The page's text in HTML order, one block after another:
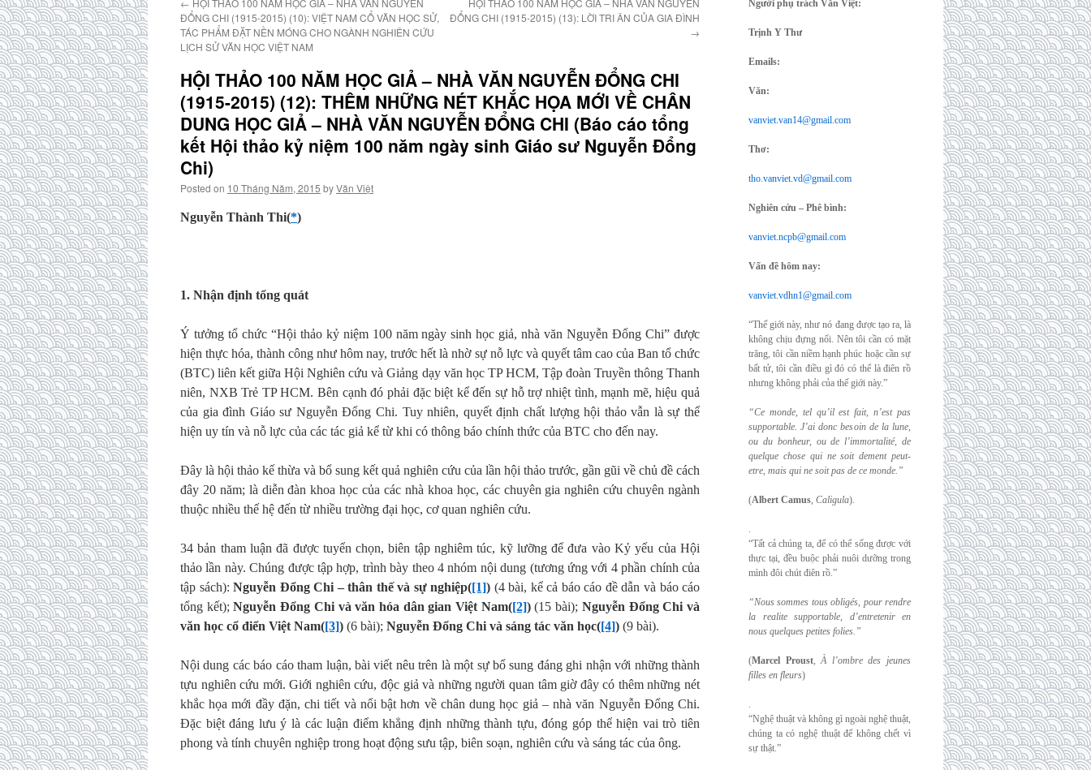
← HỘI THẢO 100 NĂM HỌC GIẢ – NHÀ VĂN NGUYỄN
ĐỔNG CHI (1915-2015) (10): VIỆT NAM CỔ VĂN HỌC SỬ,
TÁC PHẨM ĐẶT NỀN MÓNG CHO NGÀNH NGHIÊN CỨU
LỊCH SỬ VĂN HỌC VIỆT NAM
HỘI THẢO 100 NĂM HỌC GIẢ – NHÀ VĂN NGUYỄN
ĐỔNG CHI (1915-2015) (13): LỜI TRI ÂN CỦA GIA ĐÌNH
→
HỘI THẢO 100 NĂM HỌC GIẢ – NHÀ VĂN NGUYỄN ĐỔNG CHI
(1915-2015) (12): THÊM NHỮNG NÉT KHẮC HỌA MỚI VỀ CHÂN
DUNG HỌC GIẢ – NHÀ VĂN NGUYỄN ĐỔNG CHI (Báo cáo tổng
kết Hội thảo kỷ niệm 100 năm ngày sinh Giáo sư Nguyễn Đổng
Chi)
Posted on 10 Tháng Năm, 2015 byVăn Việt
Nguyễn Thành Thi(*)
1. Nhận định tổng quát
Ý tưởng tổ chức “Hội thảo kỷ niệm 100 năm ngày sinh học giả, nhà văn Nguyễn Đổng Chi” được
hiện thực hóa, thành công như hôm nay, trước hết là nhờ sự nỗ lực và quyết tâm cao của Ban tổ chức
(BTC) liên kết giữa Hội Nghiên cứu và Giảng dạy văn học TP HCM, Tập đoàn Truyền thông Thanh
niên, NXB Trẻ TP HCM. Bên cạnh đó phải đặc biệt kể đến sự hỗ trợ nhiệt tình, mạnh mẽ, hiệu quả
của gia đình Giáo sư Nguyễn Đổng Chi. Tuy nhiên, quyết định chất lượng hội thảo vẫn là sự thể
hiện uy tín và nỗ lực của các tác giả kể từ khi có thông báo chính thức của BTC cho đến nay.
Đây là hội thảo kế thừa và bổ sung kết quả nghiên cứu của lần hội thảo trước, gần gũi về chủ đề cách
đây 20 năm; là diễn đàn khoa học của các nhà khoa học, các chuyên gia nghiên cứu chuyên ngành
thuộc nhiều thế hệ đến từ nhiều trường đại học, cơ quan nghiên cứu.
34 bản tham luận đã được tuyển chọn, biên tập nghiêm túc, kỹ lưỡng để đưa vào Kỷ yếu của Hội
thảo lần này. Chúng được tập hợp, trình bày theo 4 nhóm nội dung (tương ứng với 4 phần chính của
tập sách):Nguyễn Đổng Chi – thân thế và sự nghiệp([1]) (4 bài, kể cả báo cáo đề dẫn và báo cáo
tổng kết);Nguyễn Đổng Chi và văn hóa dân gian Việt Nam([2])(15 bài); Nguyễn Đổng Chi và
văn học cổ điển Việt Nam([3]) (6 bài); Nguyễn Đổng Chi và sáng tác văn học([4]) (9 bài).
Nội dung các báo cáo tham luận, bài viết nêu trên là một sự bổ sung đáng ghi nhận với những thành
tựu nghiên cứu mới. Giới nghiên cứu, độc giả và những người quan tâm giờ đây có thêm những nét
khắc họa mới đầy đặn, chi tiết và nổi bật hơn về chân dung học giả – nhà văn Nguyễn Đổng Chi.
Đặc biệt đáng lưu ý là các luận điểm khẳng định những thành tựu, đóng góp thể hiện vai trò tiên
phong và tính chuyên nghiệp trong hoạt động sưu tập, biên soạn, nghiên cứu và sáng tác của ông.
Người phụ trách Văn Việt:
Trịnh Y Thư
Emails:
Văn:
vanviet.van14@gmail.com
Thơ:
tho.vanviet.vd@gmail.com
Nghiên cứu – Phê bình:
vanviet.ncpb@gmail.com
Vấn đề hôm nay:
vanviet.vdhn1@gmail.com
“Thế giới này, như nó đang được tạo ra, là
không chịu đựng nổi. Nên tôi cần có mặt
trăng, tôi cần niềm hạnh phúc hoặc cần sự
bất tử, tôi cần điều gì đó có thể là điên rồ
nhưng không phải của thế giới này.”
“Ce monde, tel qu’il est fait, n’est pas
supportable. J’ai donc besoin de la lune,
ou du bonheur, ou de l’immortalité, de
quelque chose qui ne soit dement peut-
etre, mais qui ne soit pas de ce monde.”
(Albert Camus, Caligula).
.
“Tất cả chúng ta, để có thể sống được với
thực tại, đều buộc phải nuôi dưỡng trong
mình đôi chút điên rồ.”
“Nous sommes tous obligés, pour rendre
la realite supportable, d’entretenir en
nous quelques petites folies.”
(Marcel Proust,À l’ombre des jeunes
filles en fleurs)
.
“Nghệ thuật và không gì ngoài nghệ thuật,
chúng ta có nghệ thuật để không chết vì
sự thật.”